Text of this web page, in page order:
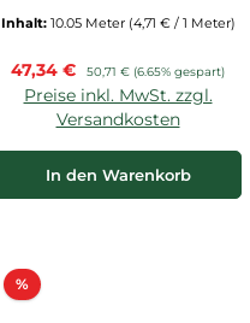
Inhalt: 10.05 Meter (4,71 € / 1 Meter)
Verkaufspreis:
47,34 € Regulärer Preis:
50,71 € (6.65% gespart)
Preise inkl. MwSt. zzgl.
Versandkosten
In den Warenkorb
%Rabatt